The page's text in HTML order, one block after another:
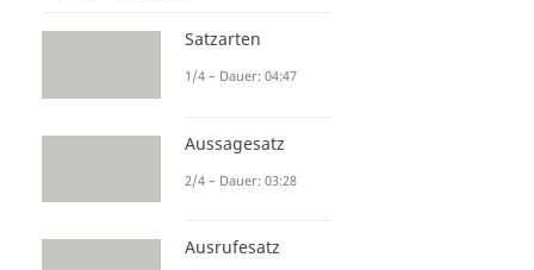
Satzarten
1/4 – Dauer: 04:47
Aussagesatz
2/4 – Dauer: 03:28
Ausrufesatz